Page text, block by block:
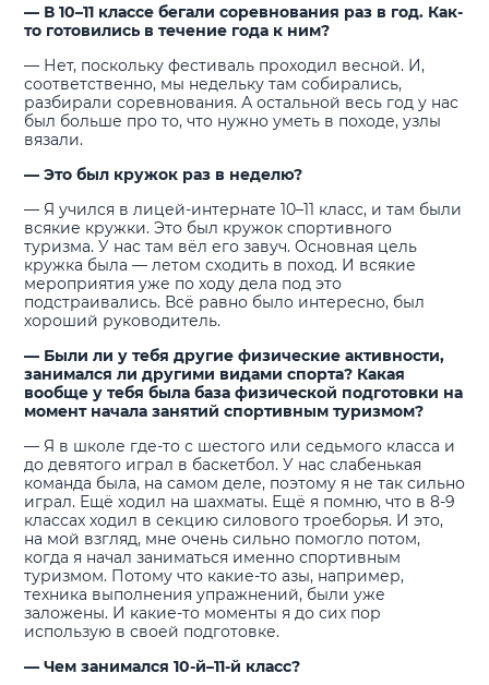
— В 10–11 классе бегали соревнования раз в год. Как-
то готовились в течение года к ним?
— Нет, поскольку фестиваль проходил весной. И,
соответственно, мы недельку там собирались,
разбирали соревнования. А остальной весь год у нас
был больше про то, что нужно уметь в походе, узлы
вязали.
— Это был кружок раз в неделю?
— Я учился в лицей-интернате 10–11 класс, и там были
всякие кружки. Это был кружок спортивного
туризма. У нас там вёл его завуч. Основная цель
кружка была — летом сходить в поход. И всякие
мероприятия уже по ходу дела под это
подстраивались. Всё равно было интересно, был
хороший руководитель.
— Были ли у тебя другие физические активности,
занимался ли другими видами спорта? Какая
вообще у тебя была база физической подготовки на
момент начала занятий спортивным туризмом?
— Я в школе где-то с шестого или седьмого класса и
до девятого играл в баскетбол. У нас слабенькая
команда была, на самом деле, поэтому я не так сильно
играл. Ещё ходил на шахматы. Ещё я помню, что в 8-9
классах ходил в секцию силового троеборья. И это,
на мой взгляд, мне очень сильно помогло потом,
когда я начал заниматься именно спортивным
туризмом. Потому что какие-то азы, например,
техника выполнения упражнений, были уже
заложены. И какие-то моменты я до сих пор
использую в своей подготовке.
— Чем занимался 10-й–11-й класс?